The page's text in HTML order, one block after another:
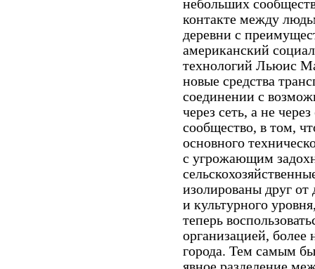
небольших
контакте между
деревни с
американский
технологий Льюис
новые средства
соединении с
через сеть, а не
сообщество, в том,
основного
с угрожающим
изолированы друг от
и культурного
теперь
организацией,
города. Тем самым